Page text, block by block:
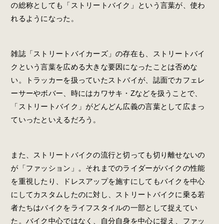
の総称としても「ストリートバイク」という言葉が、使わ
れるようになった。
雑誌「ストリートバイカーズ」の存在も、ストリートバイ
クという言葉を広める大きな要因になったことは否めな
い。トラッカーを扱っていたストバイが、誌面でカフェレ
ーサーやボバー、時にはカワサキ・Zなどを扱うことで、
「ストリートバイク」がどんどん広義の言葉として広まっ
ていったといえるだろう。
また、ストリートバイクの流行と切っても切り離せないの
が「ファッション」。それまでのライダーがバイクの性能
を重視したり、ドレスアップを施すにしてもバイクを中心
にしてカスタムしたのに対し、ストリートバイクに乗る若
者たちはバイクをライフスタイルの一部として捉えてい
た。バイク中心ではなく、自分自身を中心に捉え、ファッ